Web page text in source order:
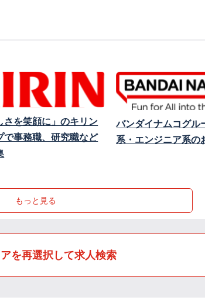
さを笑顔に」のキリン
で事務職、研究職など
バンダイナムコグル
系・エンジニア系の
もっと見る
を再選択して求人検索